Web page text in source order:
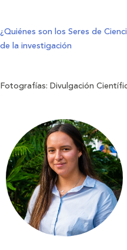
¿Quiénes son los Seres de
de la investigación
Fotografías: Divulgación